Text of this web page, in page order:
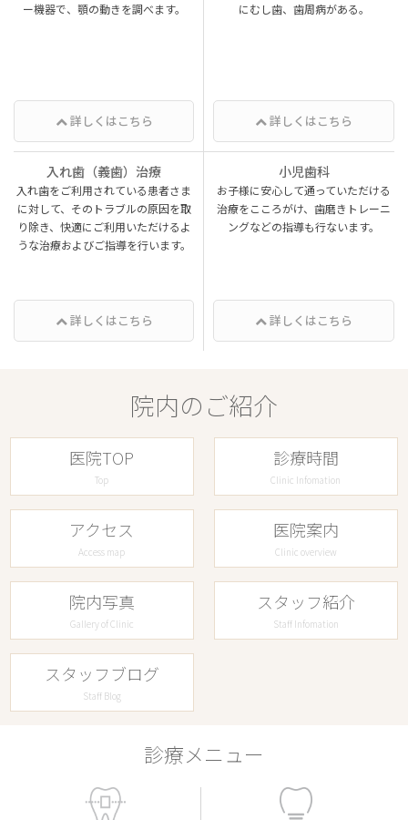
ー機器で、顎の動きを調べます。
詳しくはこちら
にむし歯、歯周病がある。
詳しくはこちら
入れ歯（義歯）治療
入れ歯をご利用されている患者さま
に対して、そのトラブルの原因を取
り除き、快適にご利用いただけるよ
うな治療およびご指導を行います。
詳しくはこちら
小児歯科
お子様に安心して通っていただける
治療をこころがけ、歯磨きトレーニ
ングなどの指導も行ないます。
詳しくはこちら
院内のご紹介
医院TOP
Top
診療時間
Clinic Infomation
アクセス
Access map
医院案内
Clinic overview
院内写真
Gallery of Clinic
スタッフ紹介
Staff Infomation
スタッフブログ
Staff Blog
診療メニュー